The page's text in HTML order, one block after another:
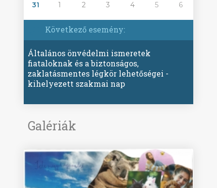
31
1 2 3 4 5 6
Következő esemény:
Általános önvédelmi ismeretek
fiataloknak és a biztonságos,
zaklatásmentes légkör lehetőségei -
kihelyezett szakmai nap
Galériák